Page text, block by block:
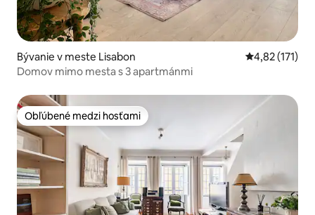
Bývanie v meste Lisabon Priemerné
4,82 (171)
Domov mimo mesta s 3 apartmánmi
Obľúbené medzi hosťami
Obľúbené medzi hosťami